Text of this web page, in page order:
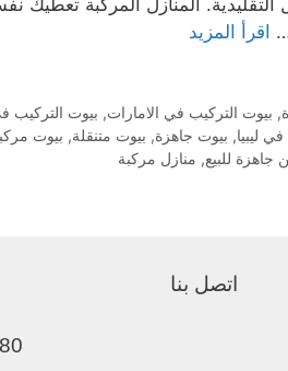
اقرأ المزيد
, بيوت التركيب في الامارات, بيوت التركيب
ليبيا, بيوت جاهزة, بيوت متنقلة, بيوت
جاهزة للبيع, منازل مركبة
اتصل بنا